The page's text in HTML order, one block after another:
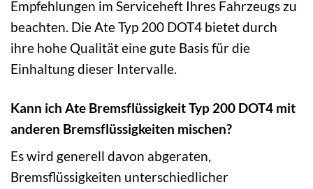
Empfehlungen im Serviceheft Ihres Fahrzeugs zu
beachten. Die Ate Typ 200 DOT4 bietet durch
ihre hohe Qualität eine gute Basis für die
Einhaltung dieser Intervalle.
Kann ich Ate Bremsflüssigkeit Typ 200 DOT4 mit
anderen Bremsflüssigkeiten mischen?
Es wird generell davon abgeraten,
Bremsflüssigkeiten unterschiedlicher